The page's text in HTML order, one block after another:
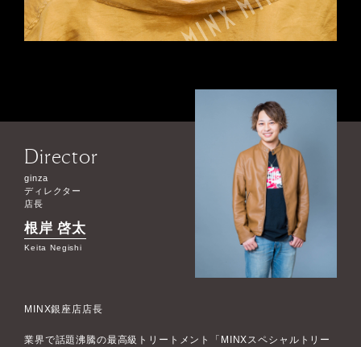
Director
ginza
ディレクター
店長
根岸 啓太
Keita Negishi
MINX銀座店店長
業界で話題沸騰の最高級トリートメント「MINXスペシャルトリー